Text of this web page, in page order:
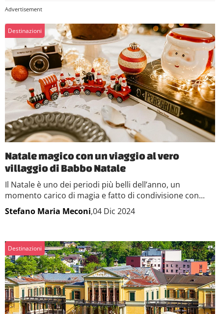
Destinazioni
Natale magico con un viaggio al vero
villaggio di Babbo Natale
Il Natale è uno dei periodi più belli dell’anno, un
momento carico di magia e fatto di condivisione con...
Stefano Maria Meconi,04 Dic 2024
Destinazioni